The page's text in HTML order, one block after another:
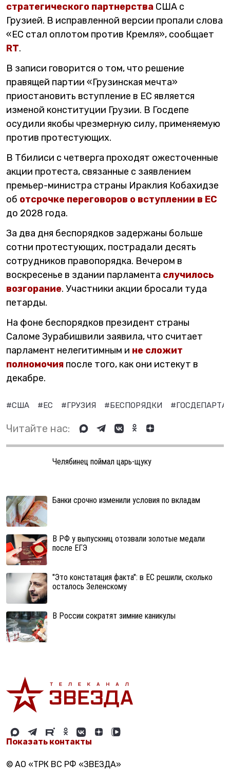
стратегического партнерства США с
Грузией. В исправленной версии пропали слова
«ЕС стал оплотом против Кремля», сообщает
RT.
В записи говорится о том, что решение
правящей партии «Грузинская мечта»
приостановить вступление в ЕС является
изменой конституции Грузии. В Госдепе
осудили якобы чрезмерную силу, применяемую
против протестующих.
В Тбилиси с четверга проходят ожесточенные
акции протеста, связанные с заявлением
премьер-министра страны Ираклия Кобахидзе
об отсрочке переговоров о вступлении в ЕС
до 2028 года.
За два дня беспорядков задержаны больше
сотни протестующих, пострадали десять
сотрудников правопорядка. Вечером в
воскресенье в здании парламента случилось
возгорание. Участники акции бросали туда
петарды.
На фоне беспорядков президент страны
Саломе Зурабишвили заявила, что считает
парламент нелегитимным и не сложит
полномочия после того, как они истекут в
декабре.
#США #ЕС #ГРУЗИЯ #БЕСПОРЯДКИ
Читайте нас:
Челябинец поймал царь-щуку
Банки срочно изменили условия по вкладам
В РФ у выпускниц отозвали золотые медали
после ЕГЭ
"Это констатация факта": в ЕС решили, сколько
осталось Зеленскому
В России сократят зимние каникулы
Показать контакты
© АО «ТРК ВС РФ «ЗВЕЗДА»